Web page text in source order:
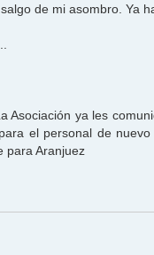
de mi asombro. Ya
Asociación ya les
el personal de
para Aranjuez